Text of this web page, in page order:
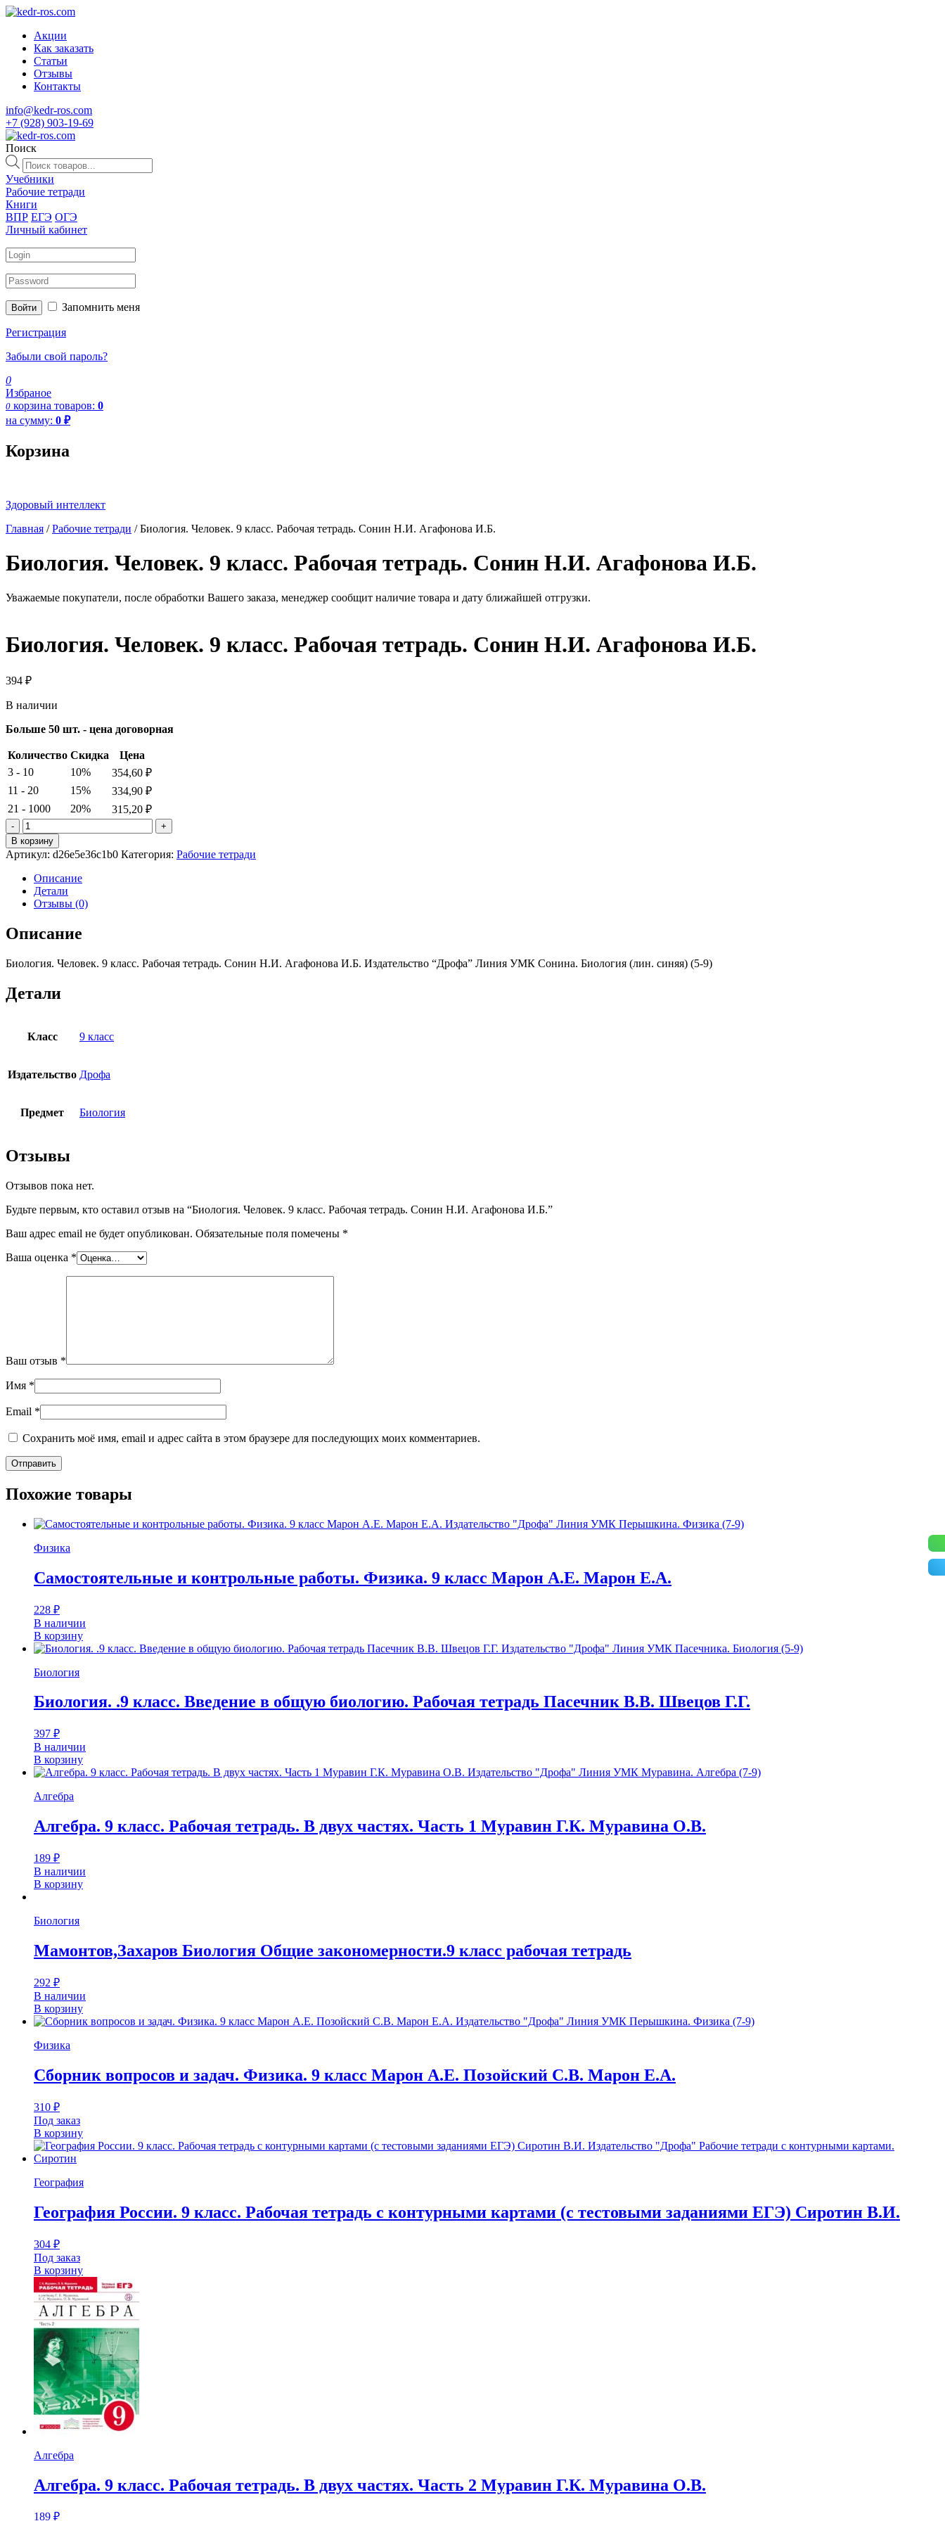
Акции
Как заказать
Статьи
Отзывы
Контакты
info@kedr-ros.com
+7 (928) 903-19-69
Поиск
Поиск
товаров
Учебники
Рабочие тетради
Книги
ВПР ЕГЭ ОГЭ
Личный кабинет
Войти Запомнить меня
Регистрация
Забыли свой пароль?
0
Избраное
0 корзина товаров: 0
на сумму: 0 ₽
Корзина
Здоровый интеллект
Главная /Рабочие тетради / Биология. Человек. 9 класс. Рабочая тетрадь. Сонин Н.И. Агафонова И.Б.
Биология. Человек. 9 класс. Рабочая тетрадь. Сонин Н.И. Агафонова И.Б.
Уважаемые покупатели, после обработки Вашего заказа, менеджер сообщит наличие товара и дату ближайшей отгрузки.
Биология. Человек. 9 класс. Рабочая тетрадь. Сонин Н.И. Агафонова И.Б.
394 ₽
В наличии
Больше 50 шт. - цена договорная
Количество Скидка
Цена
3 - 10
10% 354,60 ₽
11 - 20
15% 334,90 ₽
21 - 1000
20% 315,20 ₽
Количество
товара
Биология.
Человек.
9
класс.
Рабочая
Н.И.
И.Б.
В корзину
Артикул: d26e5e36c1b0 Категория: Рабочие тетради
Описание
Детали
Отзывы (0)
Описание
Биология. Человек. 9 класс. Рабочая тетрадь. Сонин Н.И. Агафонова И.Б. Издательство “Дрофа” Линия УМК Сонина. Биология (лин. синяя) (5-9)
Детали
Класс 9 класс
Издательство Дрофа
Предмет Биология
Отзывы
Отзывов пока нет.
Будьте первым, кто оставил отзыв на “Биология. Человек. 9 класс. Рабочая тетрадь. Сонин Н.И. Агафонова И.Б.”
Ваш адрес email не будет опубликован. Обязательные поля помечены *
Ваша оценка *
Ваш отзыв *
Имя *
Email *
Сохранить моё имя, email и адрес сайта в этом браузере для последующих моих комментариев.
Похожие товары
Физика
Самостоятельные и контрольные работы. Физика. 9 класс Марон А.Е. Марон Е.А.
228 ₽
В наличии
В корзину
Биология
Биология. .9 класс. Введение в общую биологию. Рабочая тетрадь Пасечник В.В. Швецов Г.Г.
397 ₽
В наличии
В корзину
Алгебра
Алгебра. 9 класс. Рабочая тетрадь. В двух частях. Часть 1 Муравин Г.К. Муравина О.В.
189 ₽
В наличии
В корзину
Биология
Мамонтов,Захаров Биология Общие закономерности.9 класс рабочая тетрадь
292 ₽
В наличии
В корзину
Физика
Сборник вопросов и задач. Физика. 9 класс Марон А.Е. Позойский С.В. Марон Е.А.
310 ₽
Под заказ
В корзину
География
География России. 9 класс. Рабочая тетрадь с контурными картами (с тестовыми заданиями ЕГЭ) Сиротин В.И.
304 ₽
Под заказ
В корзину
Алгебра
Алгебра. 9 класс. Рабочая тетрадь. В двух частях. Часть 2 Муравин Г.К. Муравина О.В.
189 ₽